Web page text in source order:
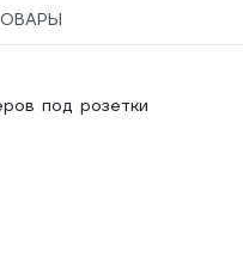
под розетки